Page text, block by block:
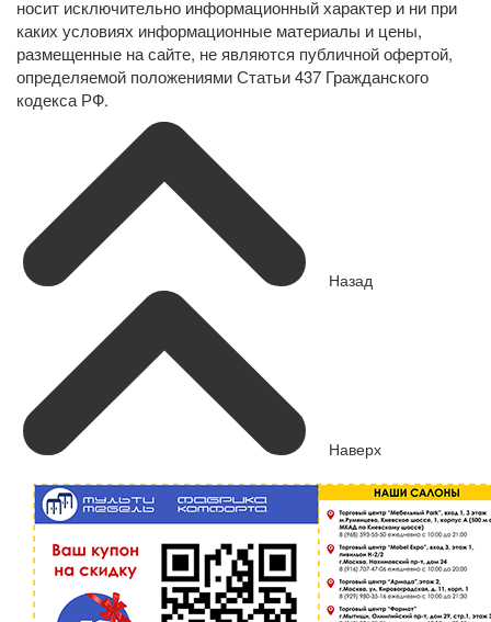
носит исключительно информационный характер и ни при
каких условиях информационные материалы и цены,
размещенные на сайте, не являются публичной офертой,
определяемой положениями Статьи 437 Гражданского
кодекса РФ.
Назад
Наверх